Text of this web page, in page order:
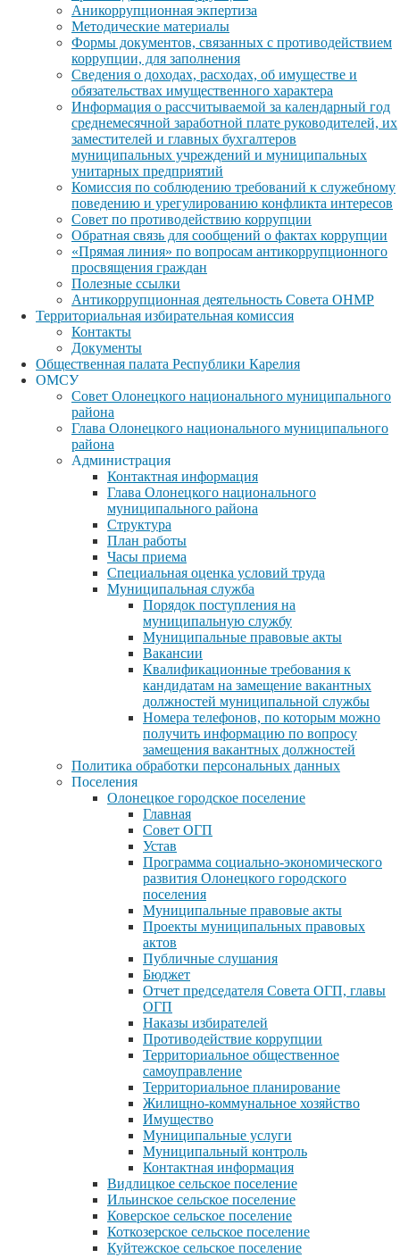
Аникоррупционная экпертиза
Методические материалы
Формы документов, связанных с противодействием
коррупции, для заполнения
Сведения о доходах, расходах, об имуществе и
обязательствах имущественного характера
Информация о рассчитываемой за календарный год
среднемесячной заработной плате руководителей, их
заместителей и главных бухгалтеров
муниципальных учреждений и муниципальных
унитарных предприятий
Комиссия по соблюдению требований к служебному
поведению и урегулированию конфликта интересов
Совет по противодействию коррупции
Обратная связь для сообщений о фактах коррупции
«Прямая линия» по вопросам антикоррупционного
просвящения граждан
Полезные ссылки
Антикоррупционная деятельность Совета ОНМР
Территориальная избирательная комиссия
Контакты
Документы
Общественная палата Республики Карелия
ОМСУ
Совет Олонецкого национального муниципального
района
Глава Олонецкого национального муниципального
района
Администрация
Контактная информация
Глава Олонецкого национального
муниципального района
Структура
План работы
Часы приема
Специальная оценка условий труда
Муниципальная служба
Порядок поступления на
муниципальную службу
Муниципальные правовые акты
Вакансии
Квалификационные требования к
кандидатам на замещение вакантных
должностей муниципальной службы
Номера телефонов, по которым можно
получить информацию по вопросу
замещения вакантных должностей
Политика обработки персональных данных
Поселения
Олонецкое городское поселение
Главная
Совет ОГП
Устав
Программа социально-экономического
развития Олонецкого городского
поселения
Муниципальные правовые акты
Проекты муниципальных правовых
актов
Публичные слушания
Бюджет
Отчет председателя Совета ОГП, главы
ОГП
Наказы избирателей
Противодействие коррупции
Территориальное общественное
самоуправление
Территориальное планирование
Жилищно-коммунальное хозяйство
Имущество
Муниципальные услуги
Муниципальный контроль
Контактная информация
Видлицкое сельское поселение
Ильинское сельское поселение
Коверское сельское поселение
Коткозерское сельское поселение
Куйтежское сельское поселение